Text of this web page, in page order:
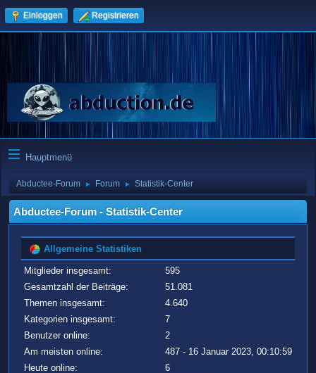
Einloggen Registrieren
Hauptmenü
Abductee-Forum ► Forum ► Statistik-Center
Abductee-Forum - Statistik-Center
Allgemeine Statistiken
Mitglieder insgesamt:
595
Gesamtzahl der Beiträge:
51.081
Themen insgesamt:
4.640
Kategorien insgesamt:
7
Benutzer online:
2
Am meisten online:
487 - 16 Januar 2023, 00:10:59
Heute online:
6